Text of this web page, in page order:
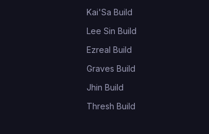
Kai'Sa Build
Lee Sin Build
Ezreal Build
Graves Build
Jhin Build
Thresh Build